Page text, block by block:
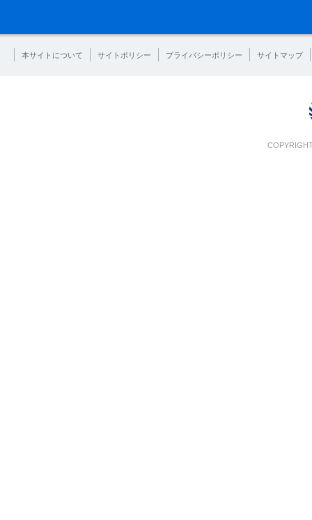
本サイトについて サイトポリシー プライバシーポリシー サイトマップ